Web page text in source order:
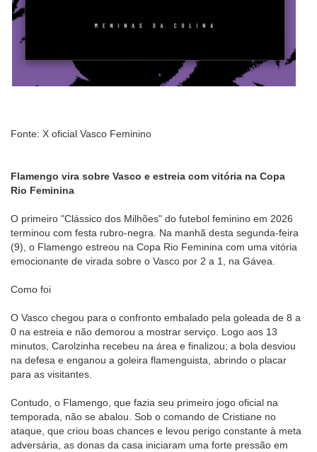
Fonte: X oficial Vasco Feminino
Flamengo vira sobre Vasco e estreia com vitória na Copa
Rio Feminina
O primeiro "Clássico dos Milhões" do futebol feminino em 2026
terminou com festa rubro-negra. Na manhã desta segunda-feira
(9), o Flamengo estreou na Copa Rio Feminina com uma vitória
emocionante de virada sobre o Vasco por 2 a 1, na Gávea.
Como foi
O Vasco chegou para o confronto embalado pela goleada de 8 a
0 na estreia e não demorou a mostrar serviço. Logo aos 13
minutos, Carolzinha recebeu na área e finalizou; a bola desviou
na defesa e enganou a goleira flamenguista, abrindo o placar
para as visitantes.
Contudo, o Flamengo, que fazia seu primeiro jogo oficial na
temporada, não se abalou. Sob o comando de Cristiane no
ataque, que criou boas chances e levou perigo constante à meta
adversária, as donas da casa iniciaram uma forte pressão em